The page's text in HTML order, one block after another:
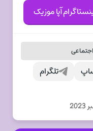
آپا موزیک
تلگرام